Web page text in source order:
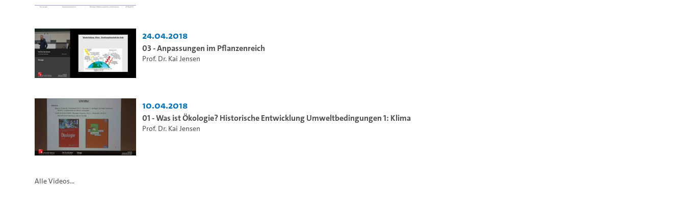
24.04.2018
03 - Anpassungen im Pflanzenreich
Prof. Dr. Kai Jensen
10.04.2018
01 - Was ist Ökologie? Historische Entwicklung Umweltbedingungen 1: Klima
Prof. Dr. Kai Jensen
Alle Videos...